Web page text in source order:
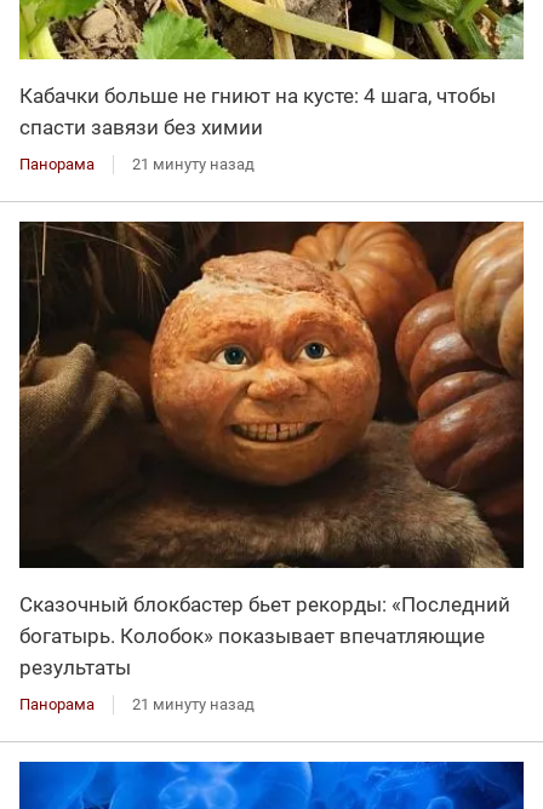
Кабачки больше не гниют на кусте: 4 шага, чтобы
спасти завязи без химии
Панорама 21 минуту назад
Сказочный блокбастер бьет рекорды: «Последний
богатырь. Колобок» показывает впечатляющие
результаты
Панорама 21 минуту назад